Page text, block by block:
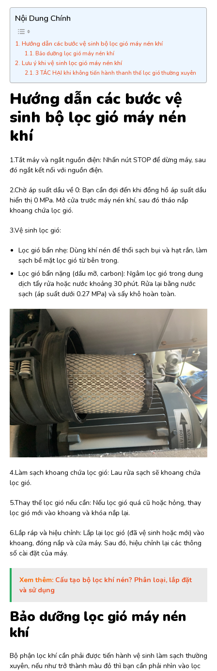
Nội Dung Chính
Hướng dẫn các bước vệ sinh bộ lọc gió máy nén khí
Bảo dưỡng lọc gió máy nén khí
Lưu ý khi vệ sinh lọc gió máy nén khí
3 TÁC HẠI khi không tiến hành thanh thế lọc gió thường xuyên
Hướng dẫn các bước vệ
sinh bộ lọc gió máy nén
khí
1.Tắt máy và ngắt nguồn điện: Nhấn nút STOP để dừng máy, sau
đó ngắt kết nối với nguồn điện.
2.Chờ áp suất dầu về 0: Bạn cần đợi đến khi đồng hồ áp suất dầu
hiển thị 0 MPa. Mở cửa trước máy nén khí, sau đó tháo nắp
khoang chứa lọc gió.
3.Vệ sinh lọc gió:
Lọc gió bẩn nhẹ: Dùng khí nén để thổi sạch bụi và hạt rắn, làm
sạch bề mặt lọc gió từ bên trong.
Lọc gió bẩn nặng (dầu mỡ, carbon): Ngâm lọc gió trong dung
dịch tẩy rửa hoặc nước khoảng 30 phút. Rửa lại bằng nước
sạch (áp suất dưới 0.27 MPa) và sấy khô hoàn toàn.
4.Làm sạch khoang chứa lọc gió: Lau rửa sạch sẽ khoang chứa
lọc gió.
5.Thay thế lọc gió nếu cần: Nếu lọc gió quá cũ hoặc hỏng, thay
lọc gió mới vào khoang và khóa nắp lại.
6.Lắp ráp và hiệu chỉnh: Lắp lại lọc gió (đã vệ sinh hoặc mới) vào
khoang, đóng nắp và cửa máy. Sau đó, hiệu chỉnh lại các thông
số cài đặt của máy.
Xem thêm: Cấu tạo bộ lọc khí nén? Phân loại, lắp đặt
và sử dụng
Bảo dưỡng lọc gió máy nén
khí
Bộ phận lọc khí cần phải được tiến hành vệ sinh làm sạch thường
xuyên, nếu như trở thành màu đỏ thì bạn cần phải nhìn vào lọc